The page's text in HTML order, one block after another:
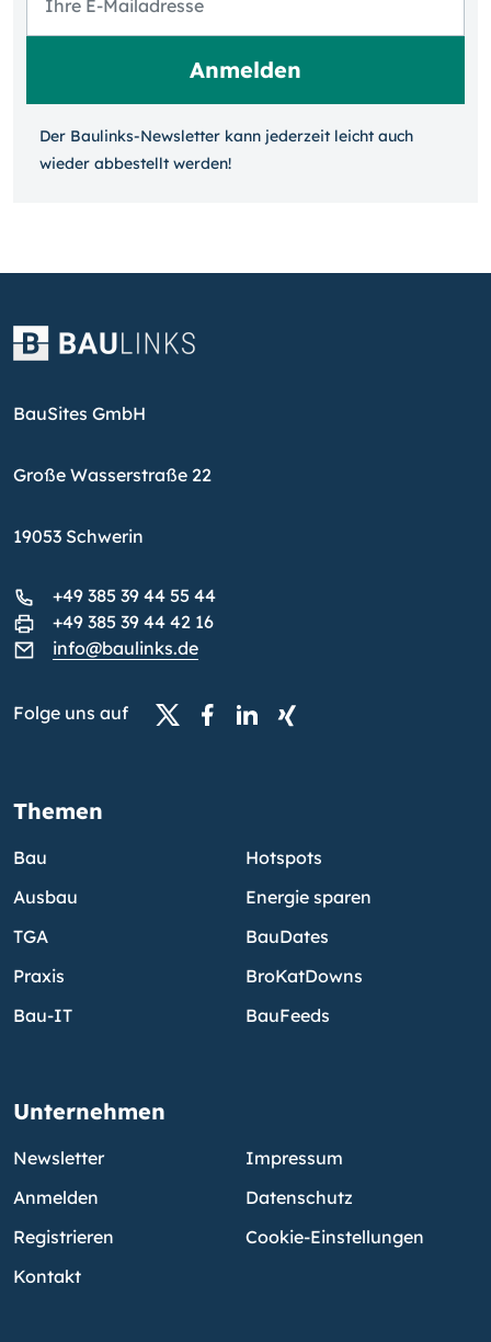
Der Baulinks-Newsletter kann jeder­zeit leicht auch
wieder ab­bestellt werden!
BauSites GmbH
Große Wasserstraße 22
19053 Schwerin
+49 385 39 44 55 44
+49 385 39 44 42 16
info@baulinks.de
Folge uns auf
Themen
Bau
Ausbau
TGA
Praxis
Bau-IT
Hotspots
Energie sparen
BauDates
BroKatDowns
BauFeeds
Unternehmen
Newsletter
Anmelden
Registrieren
Kontakt
Impressum
Datenschutz
Cookie-Einstellungen